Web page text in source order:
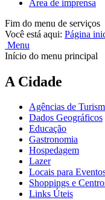
Área de imprensa
Fim do menu de serviços
Você está aqui: Página
Menu
Início do menu principal
A Cidade
Agências de
Dados Geográficos
Educação
Gastronomia
Hospedagem
Lazer
Locais para
Shoppings e
Links Úteis